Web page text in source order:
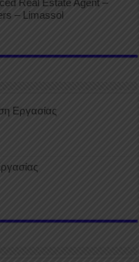
Real Estate Agent –
– Limassol
Εργασίας